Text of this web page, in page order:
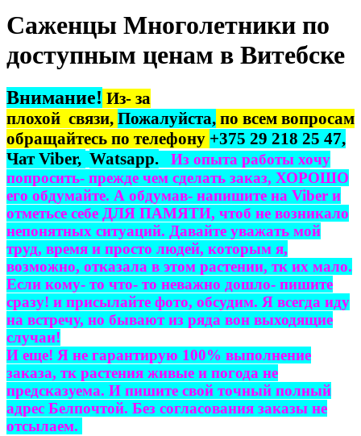
Саженцы Многолетники по
доступным ценам в Витебске
Внимание! Из- за
плохой связи, Пожалуйста, по всем вопросам
обращайтесь по телефону +375 29 218 25 47,
Чат Viber, Watsapp.
Из опыта работы хочу
попросить- прежде чем сделать заказ, ХОРОШО
его обдумайте. А обдумав- напишите на Viber и
отметьсе себе ДЛЯ ПАМЯТИ, чтоб не возникало
непонятных ситуаций. Давайте уважать мой
труд, время и просто людей, которым я,
возможно, отказала в этом растении, тк их мало.
Если кому- то что- то неважно дошло- пишите
сразу! и присылайте фото, обсудим. Я всегда иду
на встречу, но бывают из ряда вон выходящие
случаи!
И еще! Я не гарантирую 100% выполнение
заказа, тк растения живые и погода не
предсказуема. И пишите свой точный полный
адрес Белпочтой. Без согласования заказы не
отсылаем.